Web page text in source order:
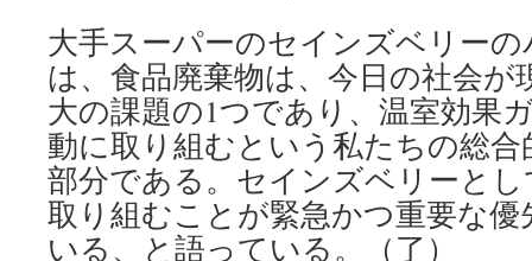
大手スーパーのセインズベリー
は、食品廃棄物は、今日の社会が
大の課題の1つであり、温室効果
動に取り組むという私たちの総
部分である。セインズベリーと
取り組むことが緊急かつ重要な
いる、と語っている。（了）